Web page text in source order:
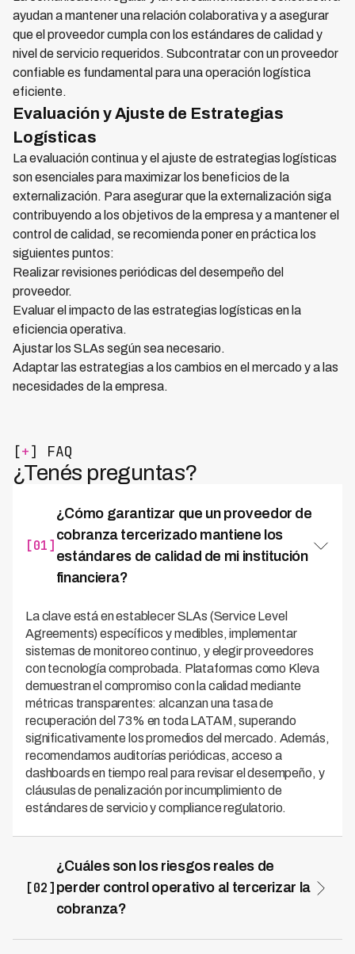
ayudan a mantener una relación colaborativa y a asegurar
que el proveedor cumpla con los estándares de calidad y
nivel de servicio requeridos. Subcontratar con un proveedor
confiable es fundamental para una operación logística
eficiente.
Evaluación y Ajuste de Estrategias
Logísticas
La evaluación continua y el ajuste de estrategias logísticas
son esenciales para maximizar los beneficios de la
externalización. Para asegurar que la externalización siga
contribuyendo a los objetivos de la empresa y a mantener el
control de calidad, se recomienda poner en práctica los
siguientes puntos:
Realizar revisiones periódicas del desempeño del
proveedor.
Evaluar el impacto de las estrategias logísticas en la
eficiencia operativa.
Ajustar los SLAs según sea necesario.
Adaptar las estrategias a los cambios en el mercado y a las
necesidades de la empresa.
[+] FAQ
¿Tenés preguntas?
[01]
¿Cómo garantizar que un proveedor de
cobranza tercerizado mantiene los
estándares de calidad de mi institución
financiera?
La clave está en establecer SLAs (Service Level
Agreements) específicos y medibles, implementar
sistemas de monitoreo continuo, y elegir proveedores
con tecnología comprobada. Plataformas como Kleva
demuestran el compromiso con la calidad mediante
métricas transparentes: alcanzan una tasa de
recuperación del 73% en toda LATAM, superando
significativamente los promedios del mercado. Además,
recomendamos auditorías periódicas, acceso a
dashboards en tiempo real para revisar el desempeño, y
cláusulas de penalización por incumplimiento de
estándares de servicio y compliance regulatorio.
[02]
¿Cuáles son los riesgos reales de
perder control operativo al tercerizar la
cobranza?